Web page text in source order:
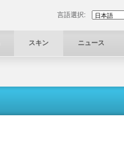
言語選択:
スキン ニュース